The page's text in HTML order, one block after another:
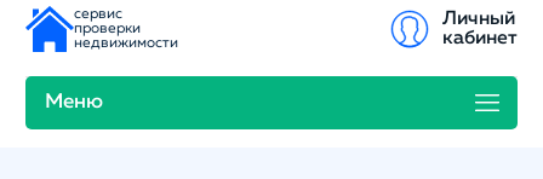
сервис
проверки
недвижимости
Меню
Личный
кабинет